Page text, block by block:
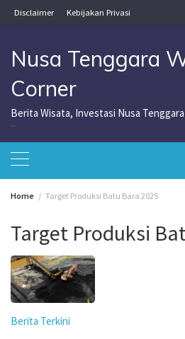
Skip
to
Disclaimer Kebijakan Privasi
Nusa Tenggara
Corner
Berita Wisata, Investasi Nusa Tenggara
Home Target Produksi Batu Bara 2025
Target Produksi
Berita Terkini